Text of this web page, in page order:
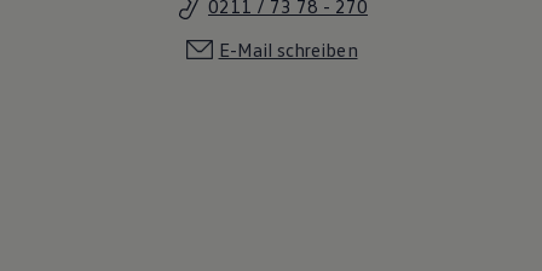
0211 / 73 78 - 270
E-Mail schreiben